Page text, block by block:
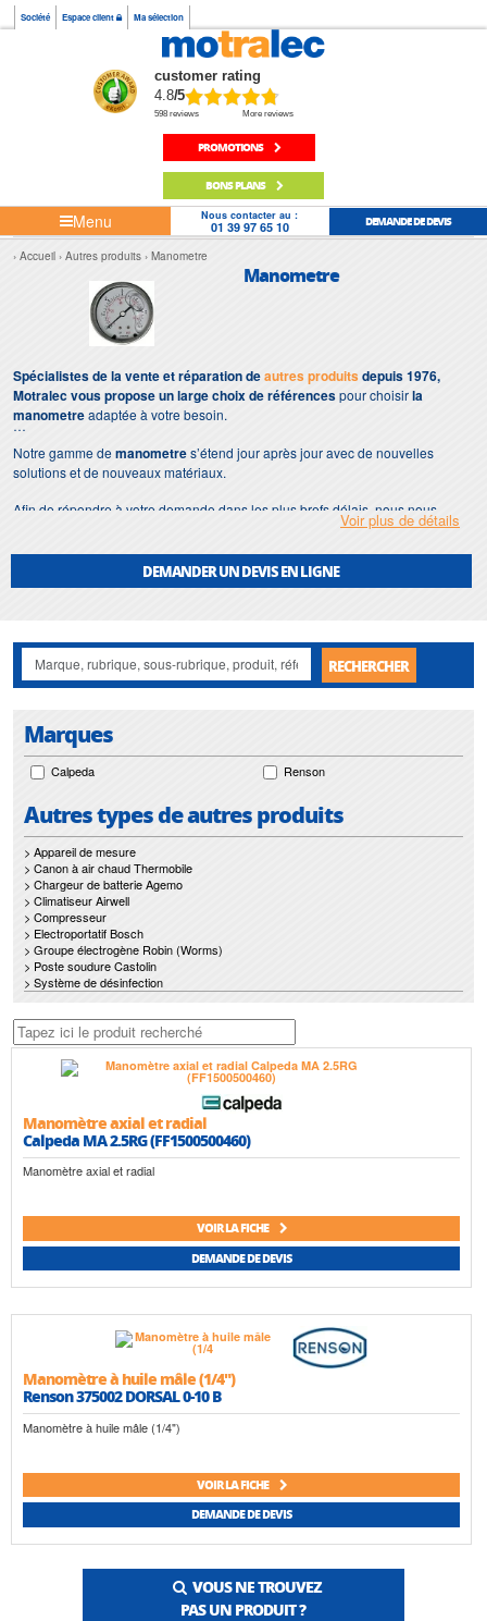
Société Espace client Ma sélection
customer rating
4.8/5
598 reviews More reviews
PROMOTIONS
BONS PLANS
Menu Nous contacter au :
01 39 97 65 10 DEMANDE DE DEVIS
Accueil Autres produits Manometre
Manometre
Spécialistes de la vente et réparation deautres produits depuis 1976,
Motralec vous propose un large choix de référencespour choisirla
manometreadaptée à votre besoin.
Notre gamme demanometres’étend jour après jour avec de nouvelles
solutions et de nouveaux matériaux.
Afin de répondre à votre demande dans les plus brefs délais, nous nous
manometre.
met également à votre disposition son service de
maintenance demanometre.
contraintes sont un gage d'efficacité, et garantissent l'absence de perturbation
de vos installations demanometre.
Voir plus de détails
DEMANDER UN DEVIS EN LIGNE
RECHERCHER
Marques
Calpeda Renson
Autres types de autres produits
> Appareil de mesure
> Canon à air chaud Thermobile
> Chargeur de batterie Agemo
> Climatiseur Airwell
> Compresseur
> Electroportatif Bosch
> Groupe électrogène Robin (Worms)
> Poste soudure Castolin
> Système de désinfection
Manomètre axial et radial
Calpeda MA 2.5RG (FF1500500460)
Manomètre axial et radial
VOIR LA FICHE
DEMANDE DE DEVIS
Manomètre à huile mâle (1/4")
Renson 375002 DORSAL 0-10 B
Manomètre à huile mâle (1/4")
VOIR LA FICHE
DEMANDE DE DEVIS
VOUS NE TROUVEZ
PAS UN PRODUIT ?